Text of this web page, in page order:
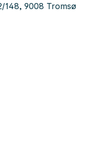
148, 9008 Tromsø